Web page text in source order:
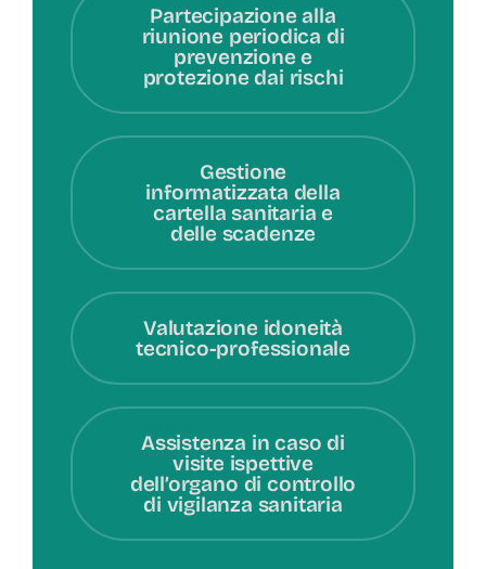
Partecipazione alla
riunione periodica di
prevenzione e
protezione dai rischi
Gestione
informatizzata della
cartella sanitaria e
delle scadenze
Valutazione idoneità
tecnico-professionale
Assistenza in caso di
visite ispettive
dell’organo di controllo
di vigilanza sanitaria